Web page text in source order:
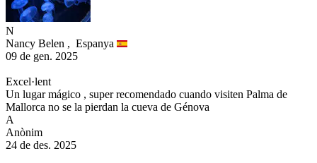
N
Nancy Belen , Espanya
09 de gen. 2025
Excel·lent
Un lugar mágico , super recomendado cuando visiten Palma de
Mallorca no se la pierdan la cueva de Génova
A
Anònim
24 de des. 2025